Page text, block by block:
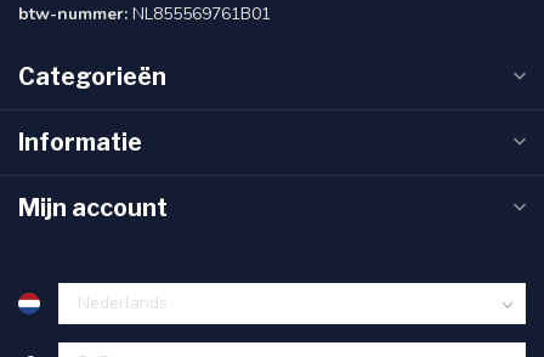
btw-nummer: NL855569761B01
Categorieën
Informatie
Mijn account